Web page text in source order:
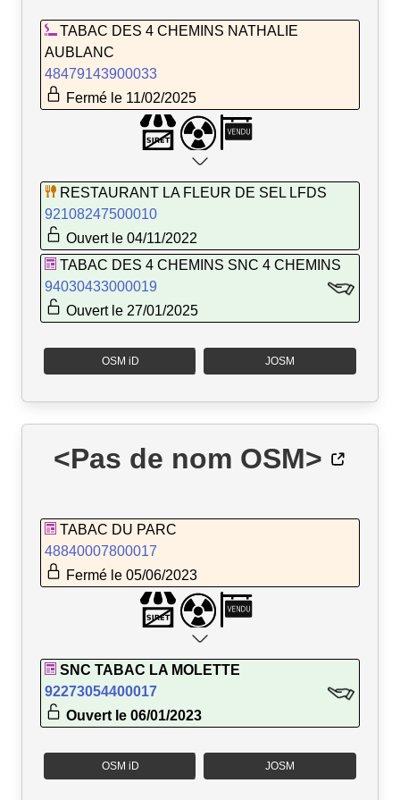
TABAC DES 4 CHEMINS NATHALIE
AUBLANC
48479143900033
Fermé le 11/02/2025
RESTAURANT LA FLEUR DE SEL LFDS
92108247500010
Ouvert le 04/11/2022
TABAC DES 4 CHEMINS SNC 4 CHEMINS
94030433000019
Ouvert le 27/01/2025
OSM iD JOSM
<Pas de nom OSM>
TABAC DU PARC
48840007800017
Fermé le 05/06/2023
SNC TABAC LA MOLETTE
92273054400017
Ouvert le 06/01/2023
OSM iD JOSM